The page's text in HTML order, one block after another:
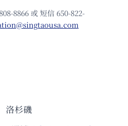
8866 或 短信 650-822-
洛杉磯